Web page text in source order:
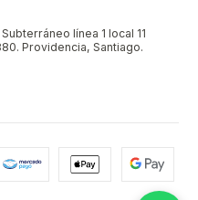
línea 1 local 11
Providencia, Santiago.